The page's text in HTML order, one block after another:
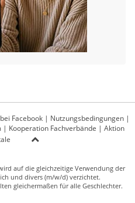
Facebook | Nutzungsbedingungen |
| Kooperation Fachverbände | Aktion
auf die gleichzeitige Verwendung der
und divers (m/w/d) verzichtet.
gleichermaßen für alle Geschlechter.